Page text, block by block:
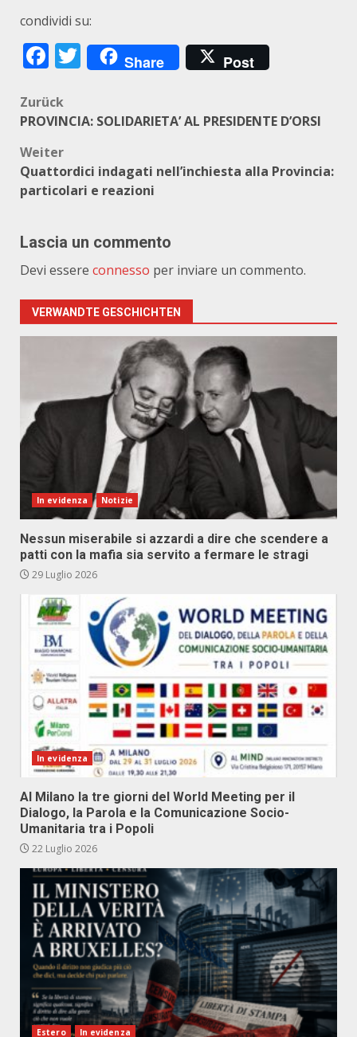
condividi su:
Facebook
Twitter
Share Post
Beitragsnavigation
Zurück
PROVINCIA: SOLIDARIETA’ AL PRESIDENTE D’ORSI
Weiter
Quattordici indagati nell’inchiesta alla Provincia:
particolari e reazioni
Lascia un commento
Devi essere connesso per inviare un commento.
VERWANDTE GESCHICHTEN
In evidenza Notizie
Nessun miserabile si azzardi a dire che scendere a
patti con la mafia sia servito a fermare le stragi
29 Luglio 2026
In evidenza
Al Milano la tre giorni del World Meeting per il
Dialogo, la Parola e la Comunicazione Socio-
Umanitaria tra i Popoli
22 Luglio 2026
Estero In evidenza